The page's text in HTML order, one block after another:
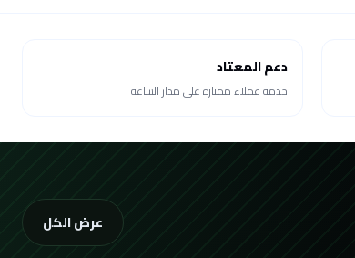
دعم المعتاد
خدمة عملاء ممتازة على مدار الساعة
عرض الكل